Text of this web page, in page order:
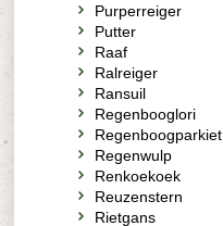
Purperreiger
Putter
Raaf
Ralreiger
Ransuil
Regenbooglori
Regenboogparkiet
Regenwulp
Renkoekoek
Reuzenstern
Rietgans